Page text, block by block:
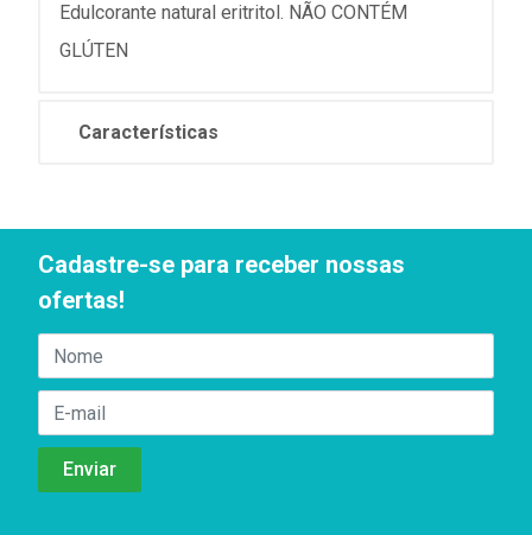
Edulcorante natural eritritol. NÃO CONTÉM
GLÚTEN
Características
Cadastre-se para receber nossas
ofertas!